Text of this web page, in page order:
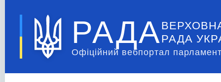
РАДА РАДА
Офіційний вебпортал